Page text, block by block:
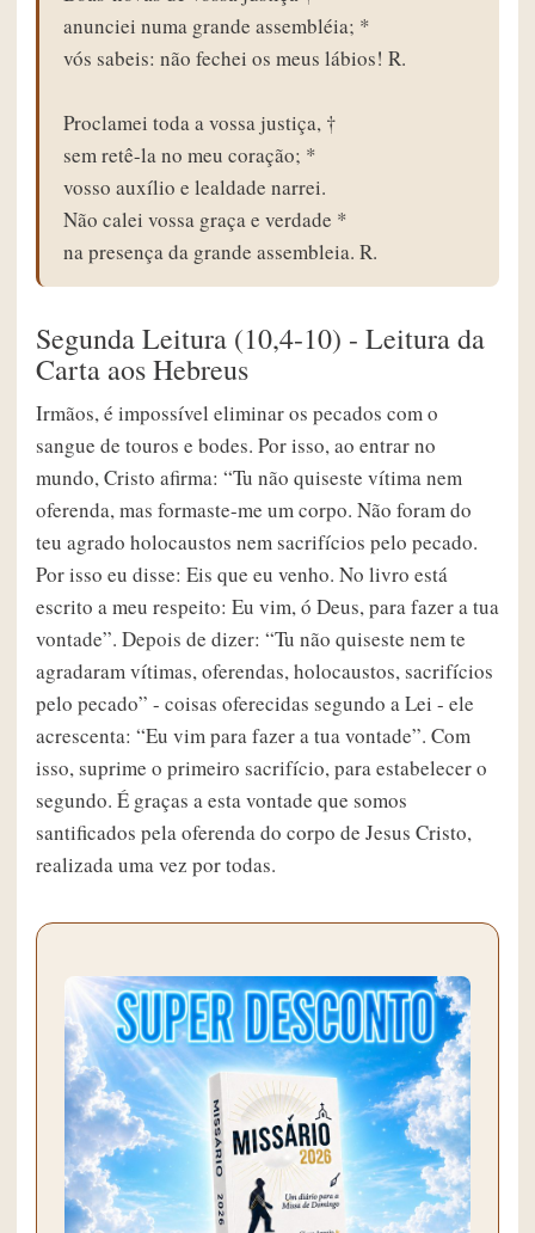
anunciei numa grande assembléia; *
vós sabeis: não fechei os meus lábios! R.
Proclamei toda a vossa justiça, †
sem retê-la no meu coração; *
vosso auxílio e lealdade narrei.
Não calei vossa graça e verdade *
na presença da grande assembleia. R.
Segunda Leitura (10,4-10) - Leitura da
Carta aos Hebreus
Irmãos, é impossível eliminar os pecados com o
sangue de touros e bodes. Por isso, ao entrar no
mundo, Cristo afirma: “Tu não quiseste vítima nem
oferenda, mas formaste-me um corpo. Não foram do
teu agrado holocaustos nem sacrifícios pelo pecado.
Por isso eu disse: Eis que eu venho. No livro está
escrito a meu respeito: Eu vim, ó Deus, para fazer a tua
vontade”. Depois de dizer: “Tu não quiseste nem te
agradaram vítimas, oferendas, holocaustos, sacrifícios
pelo pecado” - coisas oferecidas segundo a Lei - ele
acrescenta: “Eu vim para fazer a tua vontade”. Com
isso, suprime o primeiro sacrifício, para estabelecer o
segundo. É graças a esta vontade que somos
santificados pela oferenda do corpo de Jesus Cristo,
realizada uma vez por todas.